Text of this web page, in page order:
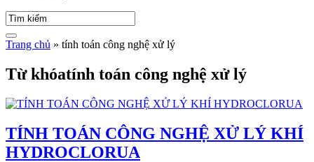
Trang chủ » tính toán công nghệ xử lý
Từ khóatính toán công nghệ xử lý
TÍNH TOÁN CÔNG NGHỆ XỬ LÝ KHÍ
HYDROCLORUA